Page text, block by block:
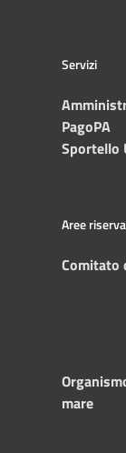
Servizi
PagoPA
Sportello
Aree
Comitato
mare